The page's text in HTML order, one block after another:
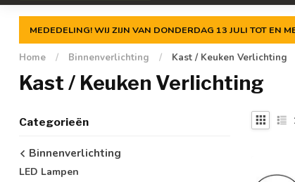
MEDEDELING! WIJ ZIJN VAN DONDERDAG 13 JULI TOT EN
Home / Binnenverlichting / Kast / Keuken Verlichting
Kast / Keuken Verlichting
Categorieën
Binnenverlichting
LED Lampen